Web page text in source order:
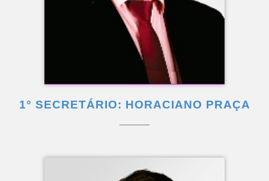
1° SECRETÁRIO: HORACIANO PRAÇA